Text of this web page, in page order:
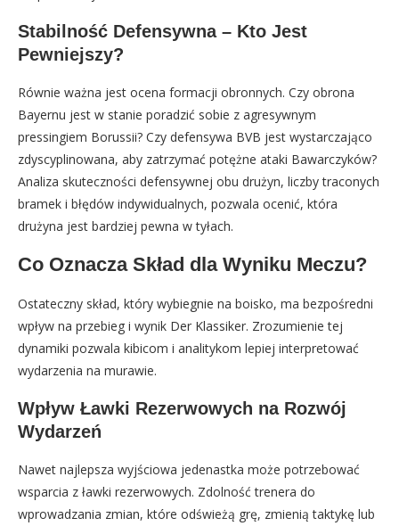
Stabilność Defensywna – Kto Jest
Pewniejszy?
Równie ważna jest ocena formacji obronnych. Czy obrona
Bayernu jest w stanie poradzić sobie z agresywnym
pressingiem Borussii? Czy defensywa BVB jest wystarczająco
zdyscyplinowana, aby zatrzymać potężne ataki Bawarczyków?
Analiza skuteczności defensywnej obu drużyn, liczby traconych
bramek i błędów indywidualnych, pozwala ocenić, która
drużyna jest bardziej pewna w tyłach.
Co Oznacza Skład dla Wyniku Meczu?
Ostateczny skład, który wybiegnie na boisko, ma bezpośredni
wpływ na przebieg i wynik Der Klassiker. Zrozumienie tej
dynamiki pozwala kibicom i analitykom lepiej interpretować
wydarzenia na murawie.
Wpływ Ławki Rezerwowych na Rozwój
Wydarzeń
Nawet najlepsza wyjściowa jedenastka może potrzebować
wsparcia z ławki rezerwowych. Zdolność trenera do
wprowadzania zmian, które odświeżą grę, zmienią taktykę lub